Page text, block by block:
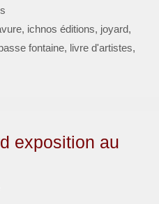
, ichnos éditions, joyard,
fontaine, livre d'artistes,
exposition au